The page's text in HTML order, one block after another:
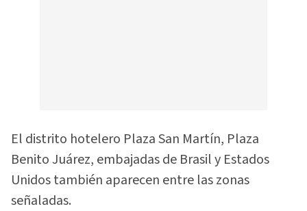
El distrito hotelero Plaza San Martín, Plaza
Benito Juárez, embajadas de Brasil y Estados
Unidos también aparecen entre las zonas
señaladas.